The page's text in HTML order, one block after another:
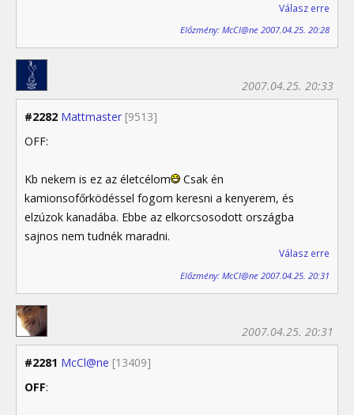
Válasz erre
Előzmény: McCl@ne 2007.04.25. 20:28
#2282 Mattmaster [9513]
2007.04.25. 20:33
OFF:
Kb nekem is ez az életcélom
Csak én
kamionsofőrködéssel fogom keresni a kenyerem, és
elzúzok kanadába. Ebbe az elkorcsosodott országba
sajnos nem tudnék maradni.
Válasz erre
Előzmény: McCl@ne 2007.04.25. 20:31
#2281 McCl@ne [13409]
2007.04.25. 20:31
OFF: